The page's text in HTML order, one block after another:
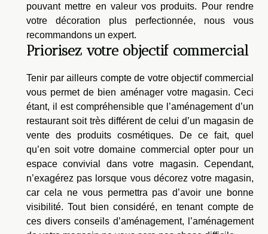
pouvant mettre en valeur vos produits. Pour rendre
votre décoration plus perfectionnée, nous vous
recommandons un expert.
Priorisez votre objectif commercial
Tenir par ailleurs compte de votre objectif commercial
vous permet de bien aménager votre magasin. Ceci
étant, il est compréhensible que l’aménagement d’un
restaurant soit très différent de celui d’un magasin de
vente des produits cosmétiques. De ce fait, quel
qu’en soit votre domaine commercial opter pour un
espace convivial dans votre magasin. Cependant,
n’exagérez pas lorsque vous décorez votre magasin,
car cela ne vous permettra pas d’avoir une bonne
visibilité. Tout bien considéré, en tenant compte de
ces divers conseils d’aménagement, l’aménagement